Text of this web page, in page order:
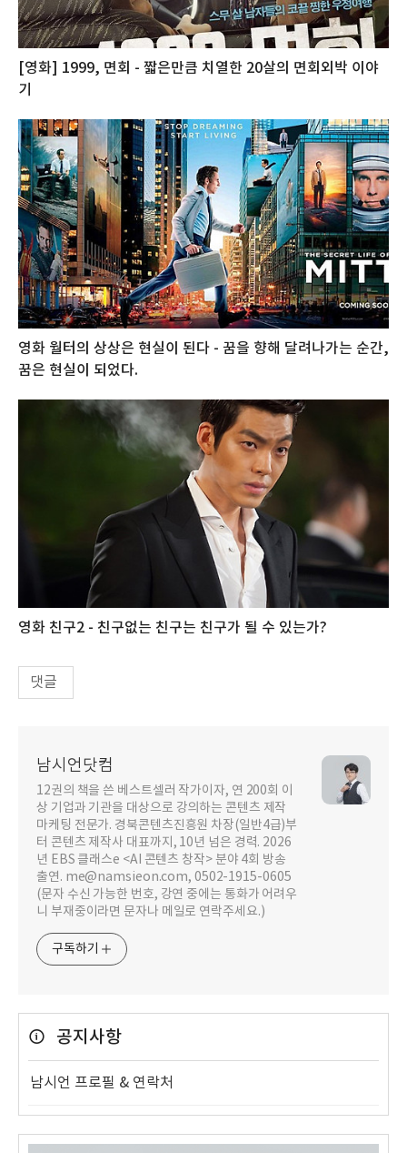
[영화] 1999, 면회 - 짧은만큼 치열한 20살의 면회외박 이야
기
영화 월터의 상상은 현실이 된다 - 꿈을 향해 달려나가는 순간,
꿈은 현실이 되었다.
영화 친구2 - 친구없는 친구는 친구가 될 수 있는가?
댓글
남시언닷컴
12권의 책을 쓴 베스트셀러 작가이자, 연 200회 이
상 기업과 기관을 대상으로 강의하는 콘텐츠 제작
마케팅 전문가. 경북콘텐츠진흥원 차장(일반4급)부
터 콘텐츠 제작사 대표까지, 10년 넘은 경력. 2026
년 EBS 클래스e <AI 콘텐츠 창작> 분야 4회 방송
출연. me@namsieon.com, 0502-1915-0605
(문자 수신 가능한 번호, 강연 중에는 통화가 어려우
니 부재중이라면 문자나 메일로 연락주세요.)
구독하기
공지사항
남시언 프로필 & 연락처